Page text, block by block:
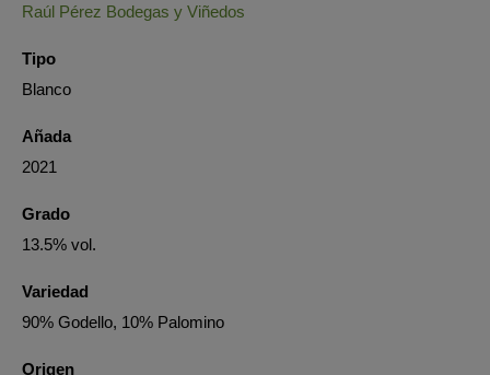
Raúl Pérez Bodegas y Viñedos
Tipo
Blanco
Añada
2021
Grado
13.5% vol.
Variedad
90% Godello, 10% Palomino
Origen